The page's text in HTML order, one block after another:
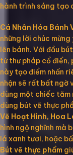
hành trình sáng tạo
Cá Nhân Hóa Bánh
những lời chúc
lên bánh. Với đầu
từ thư pháp cổ điển,
này tạo điểm nhấn
nhận sẽ rất bất ngờ
dùng một chiếc tăm
dùng bút vẽ thực
Vẽ Hoạt Hình, Hoa
hình ngộ nghĩnh mà
lá xanh tươi, hoặc
Bút vẽ thực phẩm